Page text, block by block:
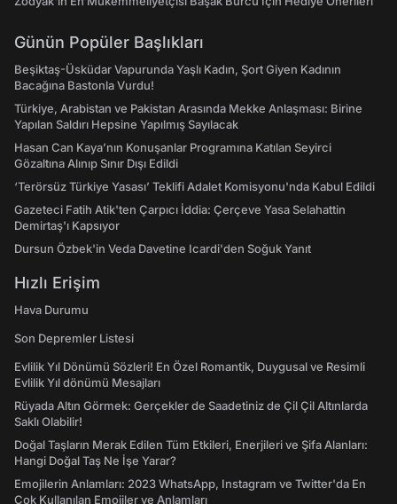
Günün Popüler Başlıkları
Beşiktaş-Üsküdar Vapurunda Yaşlı Kadın, Şort Giyen Kadının
Bacağına Bastonla Vurdu!
Türkiye, Arabistan ve Pakistan Arasında Mekke Anlaşması: Birine
Yapılan Saldırı Hepsine Yapılmış Sayılacak
Hasan Can Kaya’nın Konuşanlar Programına Katılan Seyirci
Gözaltına Alınıp Sınır Dışı Edildi
‘Terörsüz Türkiye Yasası’ Teklifi Adalet Komisyonu'nda Kabul Edildi
Gazeteci Fatih Atik'ten Çarpıcı İddia: Çerçeve Yasa Selahattin
Demirtaş'ı Kapsıyor
Dursun Özbek'in Veda Davetine Icardi'den Soğuk Yanıt
Hızlı Erişim
Hava Durumu
Son Depremler Listesi
Evlilik Yıl Dönümü Sözleri! En Özel Romantik, Duygusal ve Resimli
Evlilik Yıl dönümü Mesajları
Rüyada Altın Görmek: Gerçekler de Saadetiniz de Çil Çil Altınlarda
Saklı Olabilir!
Doğal Taşların Merak Edilen Tüm Etkileri, Enerjileri ve Şifa Alanları:
Hangi Doğal Taş Ne İşe Yarar?
Emojilerin Anlamları: 2023 WhatsApp, Instagram ve Twitter'da En
Çok Kullanılan Emojiler ve Anlamları